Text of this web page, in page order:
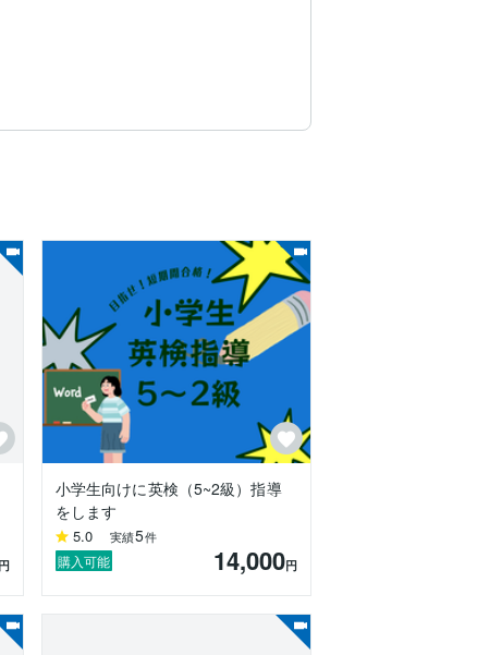
小学生向けに英検（5~2級）指導
をします
5.0 実績5件
購入可能 14,000円